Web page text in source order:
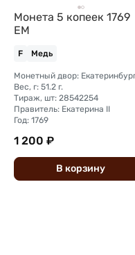
Монета 5 копеек 1769
ЕМ
F Медь
Вес, г: 51.2 г.
Тираж, шт: 28542254
Правитель: Екатерина II
Год: 1769
1 200 ₽
В корзину